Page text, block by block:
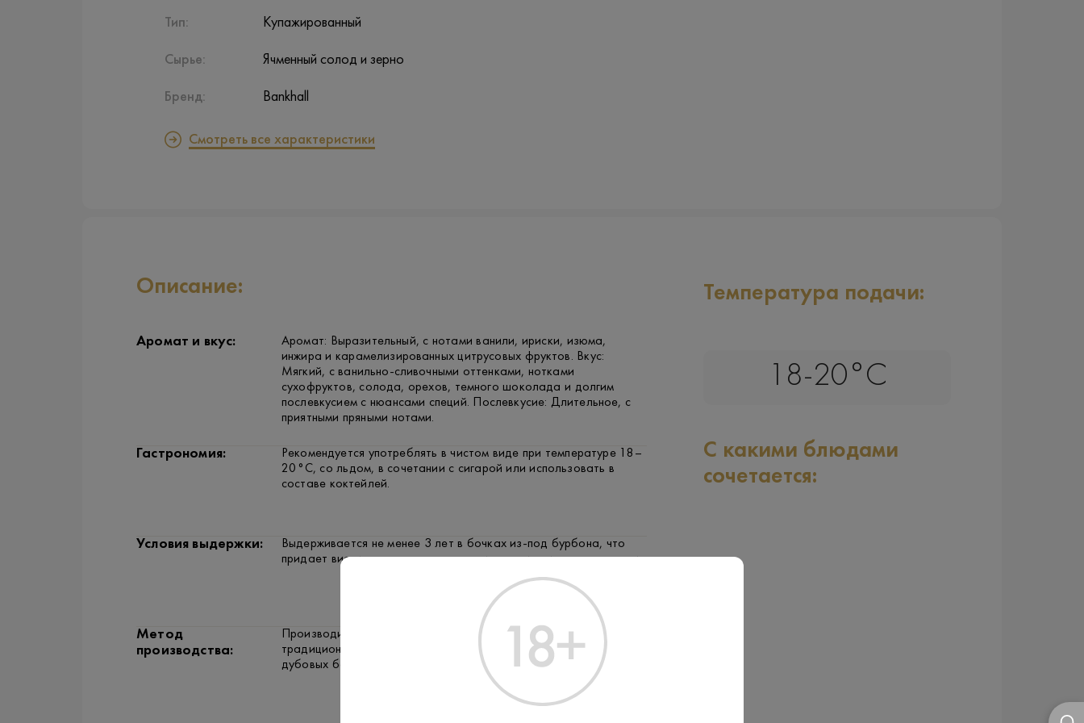
Тип:
Сырье:
Бренд:
Купажированный
Ячменный солод и зерно
Bankhall
Смотреть все характеристики
Описание:
Аромат и вкус:
Аромат: Выразительный, с нотами ванили, ириски, изюма,
инжира и карамелизированных цитрусовых фруктов. Вкус:
Мягкий, с ванильно-сливочными оттенками, нотками
сухофруктов, солода, орехов, темного шоколада и долгим
послевкусием с нюансами специй. Послевкусие: Длительное, с
приятными пряными нотами.
Гастрономия:
Рекомендуется употреблять в чистом виде при температуре 18–
20 °C, со льдом, в сочетании с сигарой или использовать в
составе коктейлей.
Условия выдержки:
Выдерживается не менее 3 лет в бочках из-под бурбона, что
придает виски его характерные ванильные и сливочные оттенки.,
Метод
производства:
Производится из ячменного солода с использованием
традиционных методов дистилляции и последующей выдержки в
дубовых бочках.
Температура подачи:
18-20°C
С какими блюдами
сочетается: